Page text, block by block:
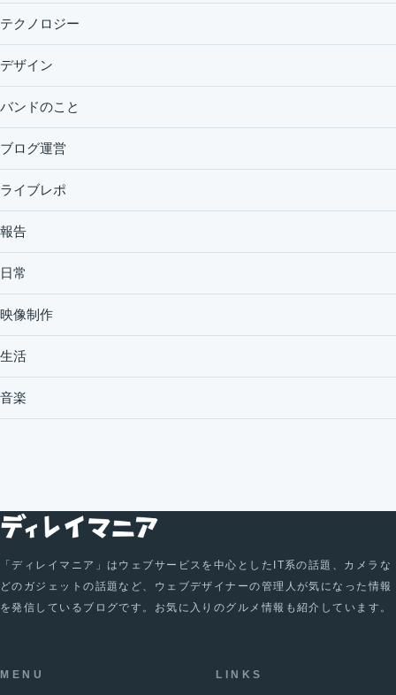
テクノロジー
デザイン
バンドのこと
ブログ運営
ライブレポ
報告
日常
映像制作
生活
音楽
「ディレイマニア」はウェブサービスを中心としたIT系の話題、カメラな
どのガジェットの話題など、ウェブデザイナーの管理人が気になった情報
を発信しているブログです。お気に入りのグルメ情報も紹介しています。
MENU LINKS